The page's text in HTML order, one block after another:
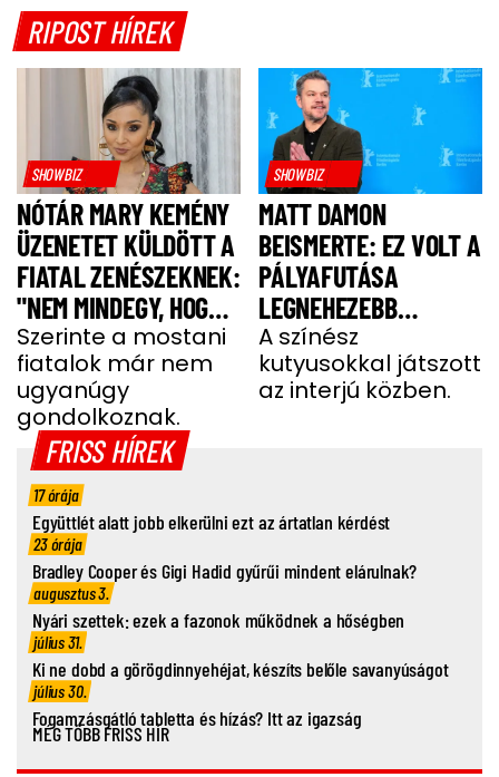
RIPOST HÍREK
SHOWBIZ
NÓTÁR MARY KEMÉNY
ÜZENETET KÜLDÖTT A
FIATAL ZENÉSZEKNEK:
"NEM MINDEGY, HOGY
MIT VISZEL A
SZÍNPADRA!"
Szerinte a mostani
fiatalok már nem
ugyanúgy
gondolkoznak.
SHOWBIZ
MATT DAMON
BEISMERTE: EZ VOLT A
PÁLYAFUTÁSA
LEGNEHEZEBB
PILLANATA
A színész
kutyusokkal játszott
az interjú közben.
FRISS HÍREK
17 órája
Együttlét alatt jobb elkerülni ezt az ártatlan kérdést
23 órája
Bradley Cooper és Gigi Hadid gyűrűi mindent elárulnak?
augusztus 3.
Nyári szettek: ezek a fazonok működnek a hőségben
július 31.
Ki ne dobd a görögdinnyehéjat, készíts belőle savanyúságot
július 30.
Fogamzásgátló tabletta és hízás? Itt az igazság
MÉG TÖBB FRISS HÍR